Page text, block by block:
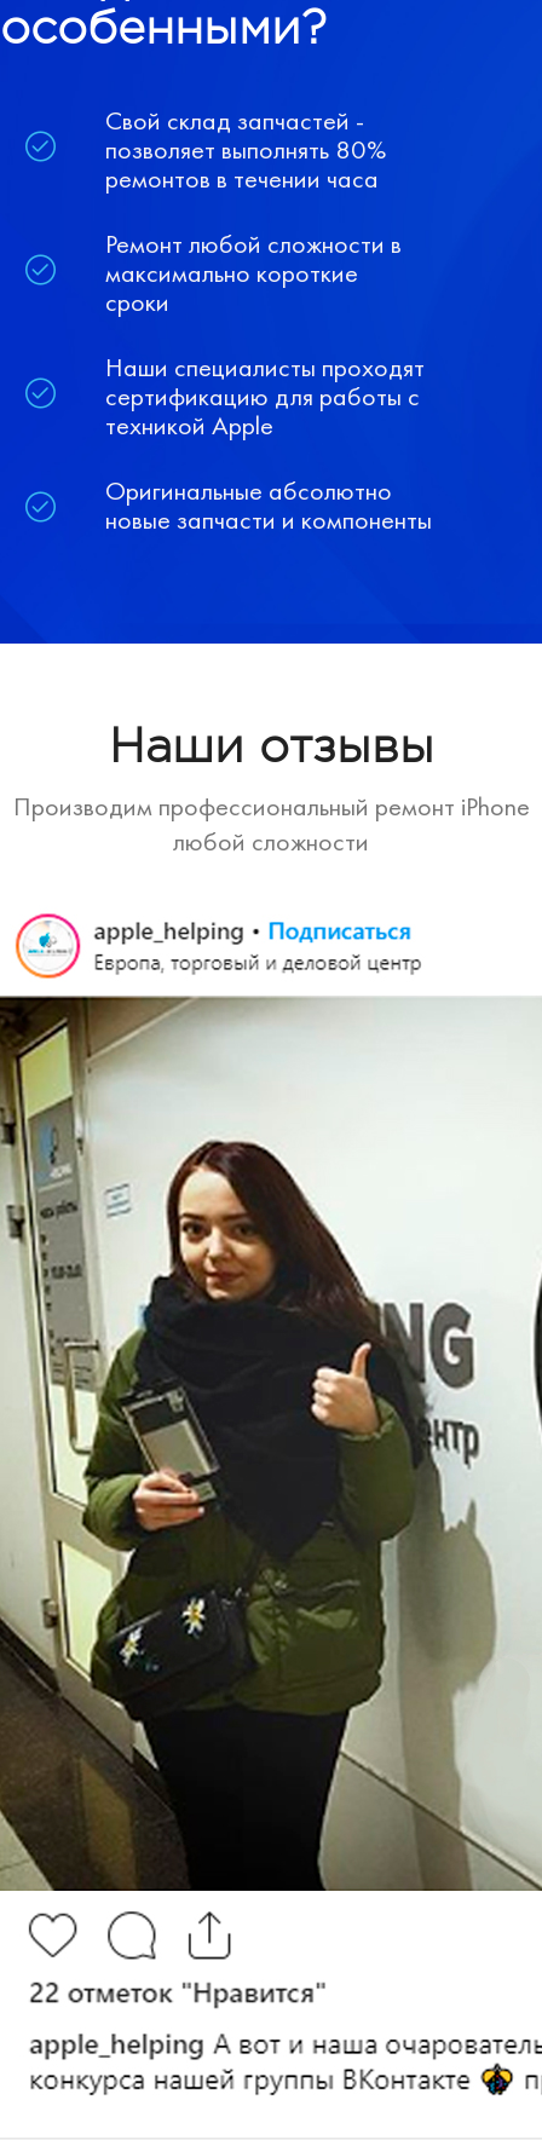
особенными?
Свой склад запчастей -
позволяет выполнять 80%
ремонтов в течении часа
Ремонт любой сложности в
максимально короткие
сроки
Наши специалисты проходят
сертификацию для работы с
техникой Apple
Оригинальные абсолютно
новые запчасти и компоненты
Наши отзывы
Производим профессиональный ремонт iPhone
любой сложности